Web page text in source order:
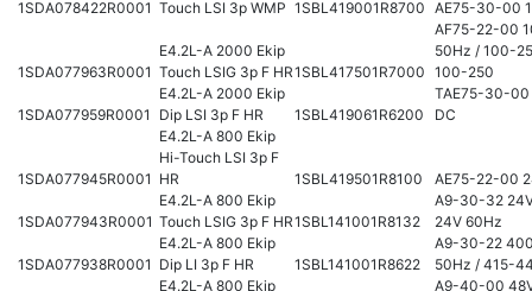
1SDA078422R0001 Touch LSI 3p WMP 1SBL419001R8700 AE75-30-00
1SDA077963R0001
E4.2L-A 2000 Ekip
Touch LSIG 3p F HR1SBL417501R7000
AF75-22-00
50Hz / 100-
100-250
1SDA077959R0001
E4.2L-A 2000 Ekip
Dip LSI 3p F HR
1SBL419061R6200
TAE75-30-
DC
1SDA077945R0001
E4.2L-A 800 Ekip
Hi-Touch LSI 3p F
HR
1SBL419501R8100 AE75-22-00
1SDA077943R0001
E4.2L-A 800 Ekip
Touch LSIG 3p F HR1SBL141001R8132
A9-30-32
24V 60Hz
1SDA077938R0001
E4.2L-A 800 Ekip
Dip LI 3p F HR
1SBL141001R8622
A9-30-22
50Hz / 415-
E4.2L-A 800 Ekip
A9-40-00